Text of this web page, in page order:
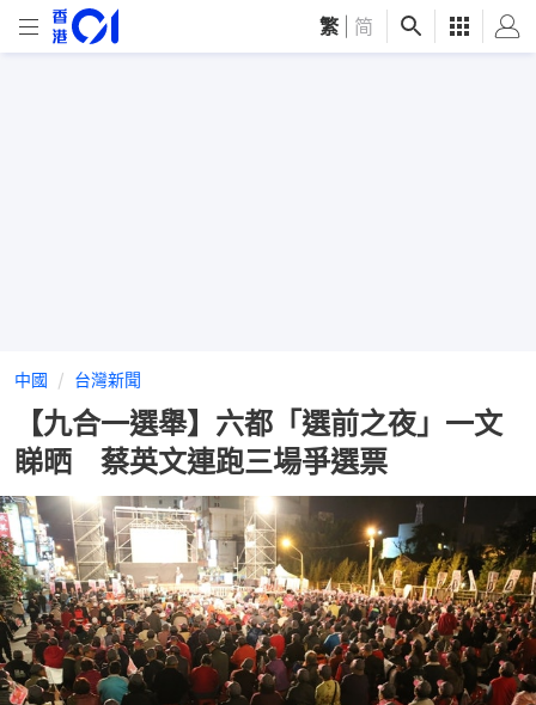
繁 简
中國 台灣新聞
【九合一選舉】六都「選前之夜」一文
睇晒 蔡英文連跑三場爭選票